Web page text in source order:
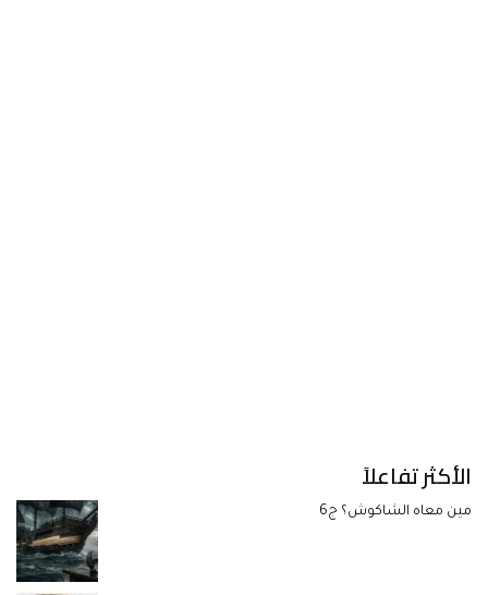
الأكثر تفاعلاً
مين معاه الشاكوش؟ ج6